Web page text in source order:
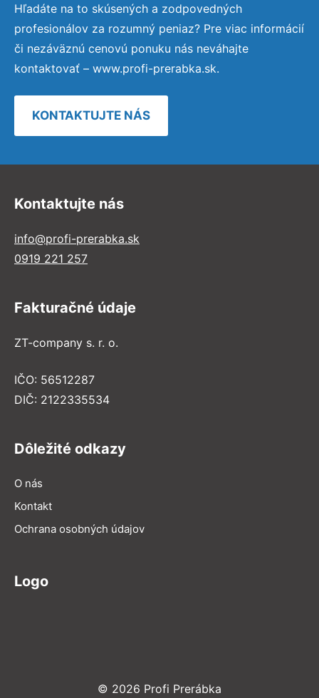
Hľadáte na to skúsených a zodpovedných
profesionálov za rozumný peniaz? Pre viac informácií
či nezáväznú cenovú ponuku nás neváhajte
kontaktovať – www.profi-prerabka.sk.
KONTAKTUJTE NÁS
Kontaktujte nás
info@profi-prerabka.sk
0919 221 257
Fakturačné údaje
ZT-company s. r. o.
IČO: 56512287
DIČ: 2122335534
Dôležité odkazy
O nás
Kontakt
Ochrana osobných údajov
Logo
© 2026 Profi Prerábka